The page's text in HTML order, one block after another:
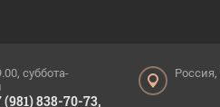
суббота-
(981) 838-70-73,
Россия,